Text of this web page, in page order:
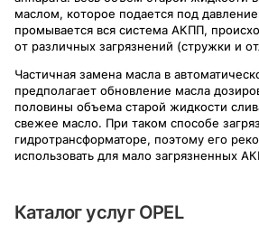
маслом, которое подается под
промывается вся система АКПП,
от различных загрязнений (стружки и
Частичная замена масла в
предполагает обновление масла
половины объема старой жидкости
свежее масло. При таком способе
гидротрансформаторе, поэтому его
использовать для мало загрязненных
Каталог услуг OPEL